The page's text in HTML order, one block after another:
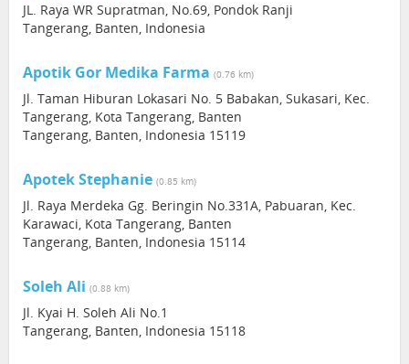
JL. Raya WR Supratman, No.69, Pondok Ranji
Tangerang, Banten, Indonesia
Apotik Gor Medika Farma (0.76 km)
Jl. Taman Hiburan Lokasari No. 5 Babakan, Sukasari, Kec.
Tangerang, Kota Tangerang, Banten
Tangerang, Banten, Indonesia 15119
Apotek Stephanie (0.85 km)
Jl. Raya Merdeka Gg. Beringin No.331A, Pabuaran, Kec.
Karawaci, Kota Tangerang, Banten
Tangerang, Banten, Indonesia 15114
Soleh Ali (0.88 km)
Jl. Kyai H. Soleh Ali No.1
Tangerang, Banten, Indonesia 15118